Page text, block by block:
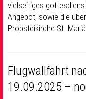
vielseitiges
Angebot, sowie die
Propsteikirche St.
Flugwallfahrt
19.09.2025 –